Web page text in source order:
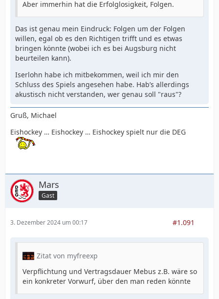
Aber immerhin hat die Erfolglosigkeit, Folgen.
Das ist genau mein Eindruck: Folgen um der Folgen
willen, egal ob es den Richtigen trifft und es etwas
bringen könnte (wobei ich es bei Augsburg nicht
beurteilen kann).
Iserlohn habe ich mitbekommen, weil ich mir den
Schluss des Spiels angesehen habe. Hab’s allerdings
akustisch nicht verstanden, wer genau soll "raus"?
Gruß, Michael
Eishockey … Eishockey … Eishockey spielt nur die DEG
Mars
Gast
3. Dezember 2024 um 00:17 #1.091
Zitat von myfreexp
Verpflichtung und Vertragsdauer Mebus z.B. wäre so
ein konkreter Vorwurf, über den man reden könnte